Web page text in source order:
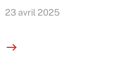
23 avril 2025